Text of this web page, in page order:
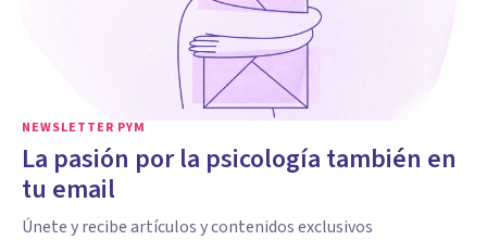
NEWSLETTER PYM
La pasión por la psicología también en
tu email
Únete y recibe artículos y contenidos exclusivos